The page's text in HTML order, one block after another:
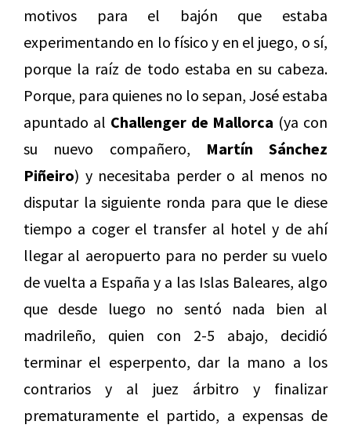
motivos para el bajón que estaba
experimentando en lo físico y en el juego, o sí,
porque la raíz de todo estaba en su cabeza.
Porque, para quienes no lo sepan, José estaba
apuntado al Challenger de Mallorca (ya con
su nuevo compañero, Martín Sánchez
Piñeiro) y necesitaba perder o al menos no
disputar la siguiente ronda para que le diese
tiempo a coger el transfer al hotel y de ahí
llegar al aeropuerto para no perder su vuelo
de vuelta a España y a las Islas Baleares, algo
que desde luego no sentó nada bien al
madrileño, quien con 2-5 abajo, decidió
terminar el esperpento, dar la mano a los
contrarios y al juez árbitro y finalizar
prematuramente el partido, a expensas de